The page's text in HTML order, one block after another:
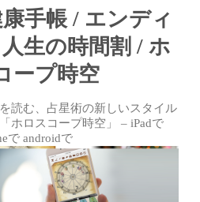
康手帳 / エンディ
生の時間割 / ホ
ープ時空
読む、占星術の新しいスタイル
ホロスコープ時空」 – iPadで
で androidで